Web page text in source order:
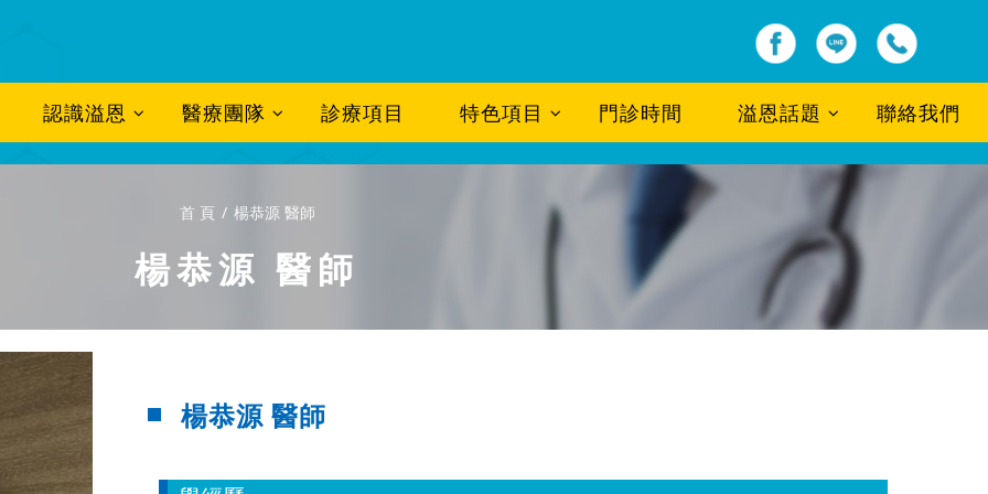
認識溢恩 醫療團隊 診療項目 特色項目 門診時間 溢恩話題 聯絡我們
首 頁 楊恭源 醫師
楊恭源 醫師
楊恭源 醫師